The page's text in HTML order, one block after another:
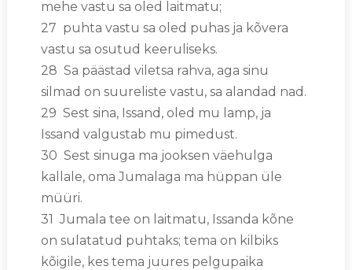
mehe vastu sa oled laitmatu;
27 puhta vastu sa oled puhas ja kõvera
vastu sa osutud keeruliseks.
28 Sa päästad viletsa rahva, aga sinu
silmad on suureliste vastu, sa alandad nad.
29 Sest sina, Issand, oled mu lamp, ja
Issand valgustab mu pimedust.
30 Sest sinuga ma jooksen väehulga
kallale, oma Jumalaga ma hüppan üle
müüri.
31 Jumala tee on laitmatu, Issanda kõne
on sulatatud puhtaks; tema on kilbiks
kõigile, kes tema juures pelgupaika